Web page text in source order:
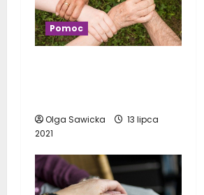
Pomoc
Olga Sawicka
13 lipca
2021